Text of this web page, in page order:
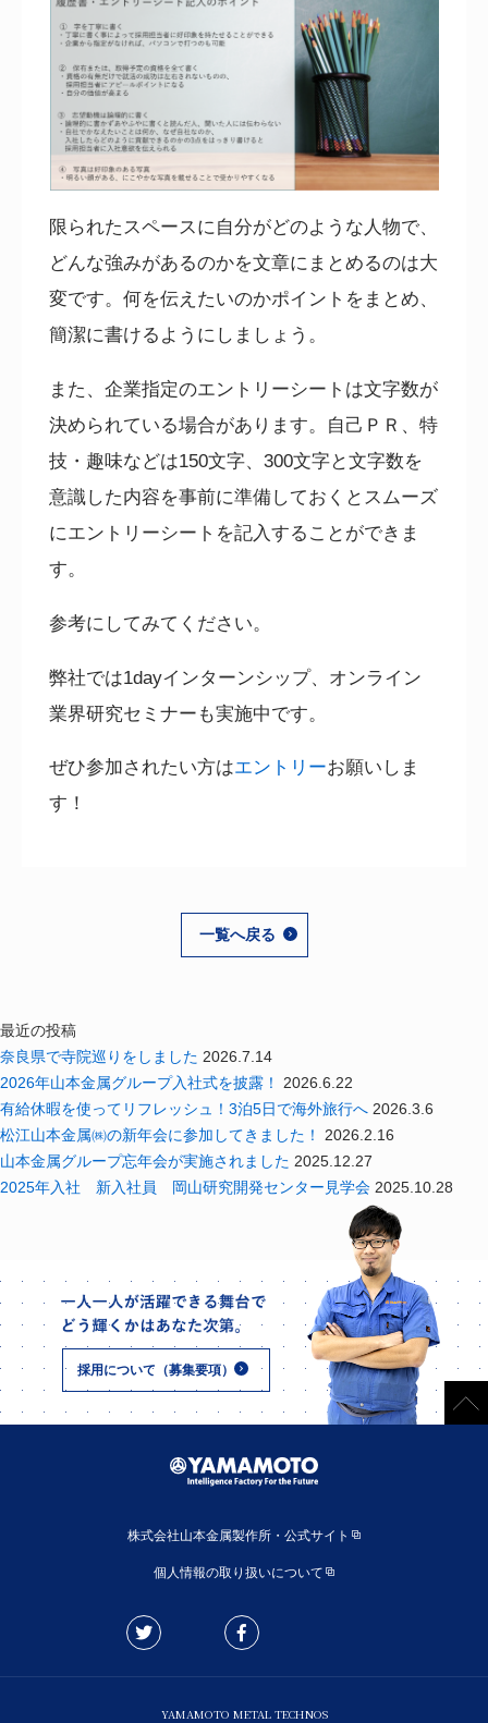
限られたスペースに自分がどのような人物で、
どんな強みがあるのかを文章にまとめるのは大
変です。何を伝えたいのかポイントをまとめ、
簡潔に書けるようにしましょう。
また、企業指定のエントリーシートは文字数が
決められている場合があります。自己ＰＲ、特
技・趣味などは150文字、300文字と文字数を
意識した内容を事前に準備しておくとスムーズ
にエントリーシートを記入することができま
す。
参考にしてみてください。
弊社では1dayインターンシップ、オンライン
業界研究セミナーも実施中です。
ぜひ参加されたい方はエントリーお願いしま
す！
一覧へ戻る
最近の投稿
奈良県で寺院巡りをしました 2026.7.14
2026年山本金属グループ入社式を披露！
2026.6.22
有給休暇を使ってリフレッシュ！3泊5日で海外旅行へ 2026.3.6
松江山本金属㈱の新年会に参加してきました！
2026.2.16
山本金属グループ忘年会が実施されました 2025.12.27
2025年入社 新入社員 岡山研究開発センター見学会 2025.10.28
採用について（募集要項）
株式会社山本金属製作所・公式サイト
個人情報の取り扱いについて
YAMAMOTO METAL TECHNOS